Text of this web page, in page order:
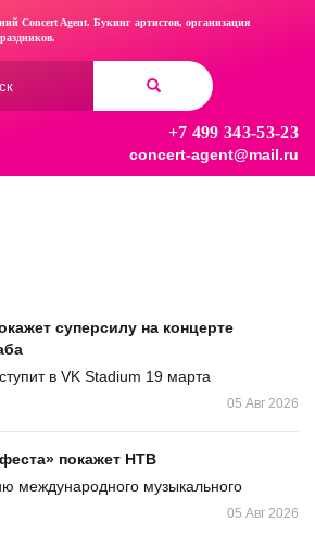
Concert Agent. Букинг артистов, организация
+7 499 343-53-23
concert-agent@mail.ru
суперсилу на концерте
в VK Stadium 19 марта
05 Авг 2026
покажет НТВ
международного музыкального
05 Авг 2026